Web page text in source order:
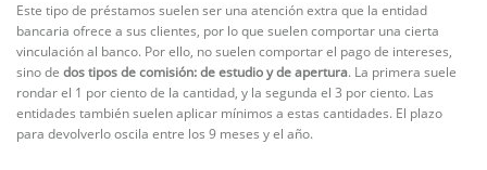
Este tipo de préstamos suelen ser una atención extra que la entidad
bancaria ofrece a sus clientes, por lo que suelen comportar una cierta
vinculación al banco. Por ello, no suelen comportar el pago de intereses,
sino de dos tipos de comisión: de estudio y de apertura. La primera suele
rondar el 1 por ciento de la cantidad, y la segunda el 3 por ciento. Las
entidades también suelen aplicar mínimos a estas cantidades. El plazo
para devolverlo oscila entre los 9 meses y el año.